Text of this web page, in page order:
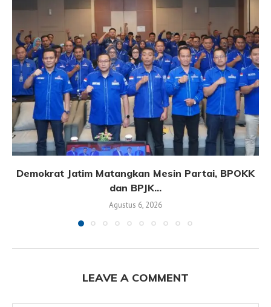
Demokrat Jatim Matangkan Mesin Partai, BPOKK
dan BPJK...
Agustus 6, 2026
LEAVE A COMMENT